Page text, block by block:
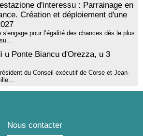
d'interessu : Parrainage en
Création et déploiement d'une
pour l’égalité des chances dès le plus
u Ponte Biancu d'Orezza, u 3
du Conseil exécutif de Corse et Jean-
Nous contacter